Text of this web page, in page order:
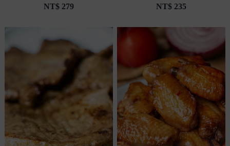
NT$279
NT$ 235